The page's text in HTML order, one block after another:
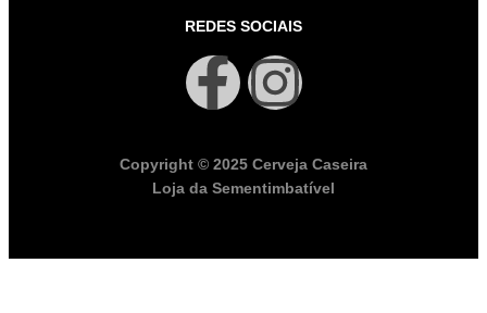
REDES SOCIAIS
Copyright © 2025 Cerveja Caseira
Loja da Sementimbatível